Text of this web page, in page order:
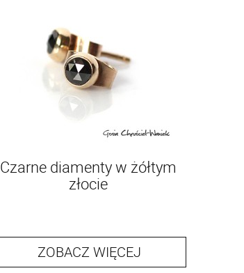
Czarne diamenty w żółtym
złocie
ZOBACZ WIĘCEJ